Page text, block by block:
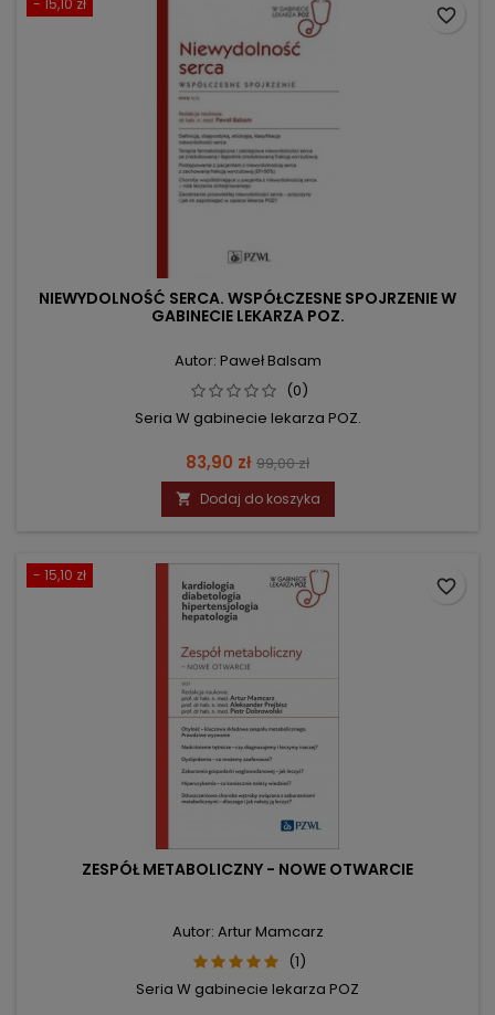
NIEWYDOLNOŚĆ SERCA. WSPÓŁCZESNE SPOJRZENIE W
GABINECIE LEKARZA POZ.
Autor: Paweł Balsam
(0)
Seria W gabinecie lekarza POZ.
Cena
83,90 zł Cena
podstawowa
99,00 zł
 Dodaj do koszyka
favorite_border
- 15,10 zł
ZESPÓŁ METABOLICZNY - NOWE OTWARCIE
Autor: Artur Mamcarz
(1)
Seria W gabinecie lekarza POZ
favorite_border